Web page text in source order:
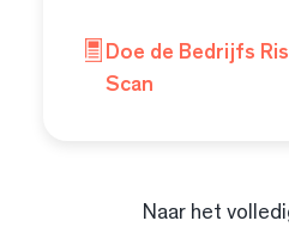
Doe de Bedrijfs
Scan
Naar het